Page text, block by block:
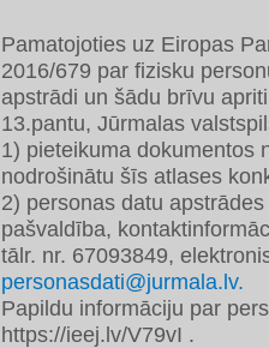
Pamatojoties uz Eiropas
2016/679 par fizisku
apstrādi un šādu brīvu
13.pantu, Jūrmalas
1) pieteikuma dokumentos
nodrošinātu šīs atlases
2) personas datu
pašvaldība,
tālr. nr. 67093849,
personasdati@jurmala.lv.
Papildu informāciju par
https://ieej.lv/V79vI .